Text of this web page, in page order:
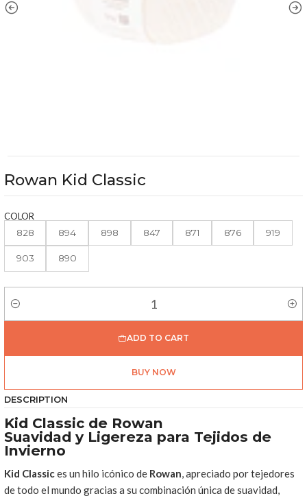
Rowan Kid Classic
COLOR
828
894 898 847 871 876 919
903 890
Quantity
ADD TO CART
BUY NOW
DESCRIPTION
Kid Classic de Rowan
Suavidad y Ligereza para Tejidos de
Invierno
Kid Classices un hilo icónico de Rowan, apreciado por tejedores
de todo el mundo gracias a su combinación única de suavidad,